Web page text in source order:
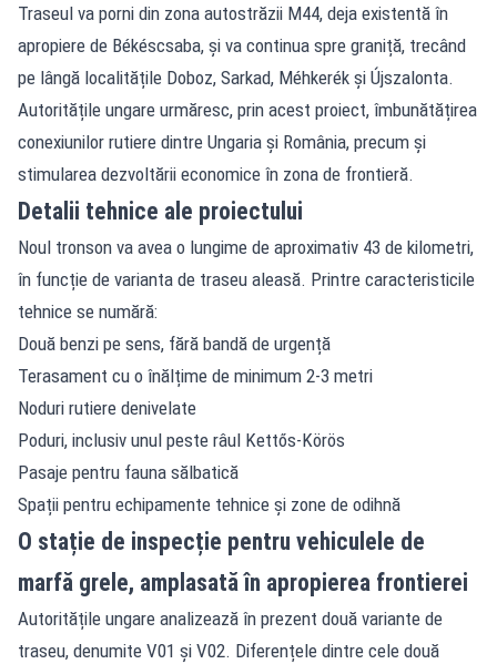
Traseul va porni din zona autostrăzii M44, deja existentă în
apropiere de Békéscsaba, și va continua spre graniță, trecând
pe lângă localitățile Doboz, Sarkad, Méhkerék și Újszalonta.
Autoritățile ungare urmăresc, prin acest proiect, îmbunătățirea
conexiunilor rutiere dintre Ungaria și România, precum și
stimularea dezvoltării economice în zona de frontieră.
Detalii tehnice ale proiectului
Noul tronson va avea o lungime de aproximativ 43 de kilometri,
în funcție de varianta de traseu aleasă. Printre caracteristicile
tehnice se numără:
Două benzi pe sens, fără bandă de urgență
Terasament cu o înălțime de minimum 2-3 metri
Noduri rutiere denivelate
Poduri, inclusiv unul peste râul Kettős-Körös
Pasaje pentru fauna sălbatică
Spații pentru echipamente tehnice și zone de odihnă
O stație de inspecție pentru vehiculele de
marfă grele, amplasată în apropierea frontierei
Autoritățile ungare analizează în prezent două variante de
traseu, denumite V01 și V02. Diferențele dintre cele două